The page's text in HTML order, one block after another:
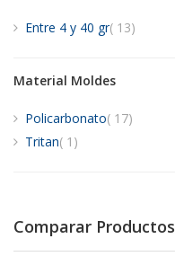
Entre 4 y 40 gr 13artículos
Material Moldes
Policarbonato 17artículos
Tritan 1 artículo
Comparar Productos